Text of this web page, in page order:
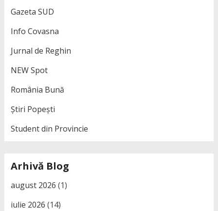
Gazeta SUD
Info Covasna
Jurnal de Reghin
NEW Spot
România Bună
Știri Popești
Student din Provincie
Arhivă Blog
august 2026 (1)
iulie 2026 (14)